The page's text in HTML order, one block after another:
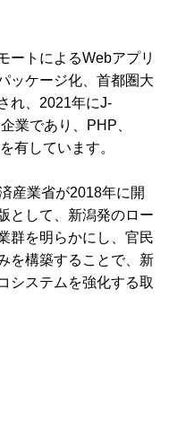
ートによるWebアプリ
ッケージ化、首都圏大
れ、2021年にJ-
業であり、PHP、
有しています。
産業省が2018年に開
として、新潟発のロー
群を明らかにし、官民
を構築することで、新
システムを強化する取